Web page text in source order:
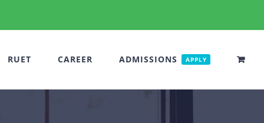
RUET CAREER ADMISSIONS APPLY